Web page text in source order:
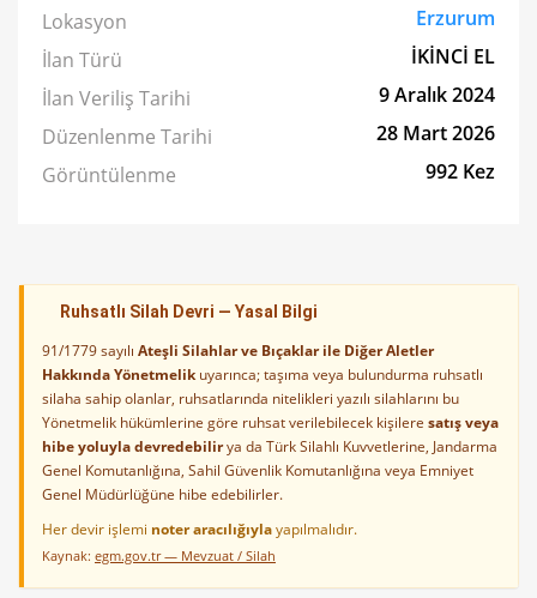
Lokasyon
Erzurum
İlan Türü
İKİNCİ EL
İlan Veriliş Tarihi
9 Aralık 2024
Düzenlenme Tarihi
28 Mart 2026
Görüntülenme
992 Kez
Ruhsatlı Silah Devri — Yasal Bilgi
91/1779 sayılı Ateşli Silahlar ve Bıçaklar ile Diğer Aletler
Hakkında Yönetmelikuyarınca; taşıma veya bulundurma ruhsatlı
silaha sahip olanlar, ruhsatlarında nitelikleri yazılı silahlarını bu
Yönetmelik hükümlerine göre ruhsat verilebilecek kişilere satış veya
hibe yoluyla devredebilirya da Türk Silahlı Kuvvetlerine, Jandarma
Genel Komutanlığına, Sahil Güvenlik Komutanlığına veya Emniyet
Genel Müdürlüğüne hibe edebilirler.
Her devir işlemi noter aracılığıylayapılmalıdır.
Kaynak: egm.gov.tr — Mevzuat / Silah